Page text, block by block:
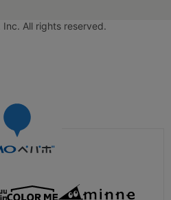
All rights reserved.